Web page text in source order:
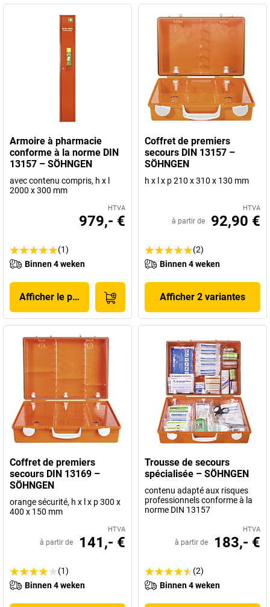
Armoire à pharmacie
conforme à la norme DIN
13157 – SÖHNGEN
avec contenu compris, h x l
2000 x 300 mm
HTVA
979,- €
(1)
Binnen 4 weken
Afficher le produit
Coffret de premiers
secours DIN 13157 –
SÖHNGEN
h x l x p 210 x 310 x 130 mm
HTVA
à partir de 92,90 €
(2)
Binnen 4 weken
Afficher 2 variantes
Coffret de premiers
secours DIN 13169 –
SÖHNGEN
orange sécurité, h x l x p 300 x
400 x 150 mm
HTVA
à partir de 141,- €
(1)
Binnen 4 weken
Trousse de secours
spécialisée – SÖHNGEN
contenu adapté aux risques
professionnels conforme à la
norme DIN 13157
HTVA
à partir de 183,- €
(2)
Binnen 4 weken